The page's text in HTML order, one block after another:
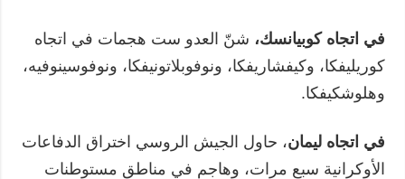
في اتجاه كوبيانسك، شنّ العدو ست هجمات في اتجاه
كوريليفكا، وكيفشاريفكا، ونوفوبلاتونيفكا، ونوفوسينوفيه،
وهلوشكيفكا.
في اتجاه ليمان، حاول الجيش الروسي اختراق الدفاعات
الأوكرانية سبع مرات، وهاجم في مناطق مستوطنات